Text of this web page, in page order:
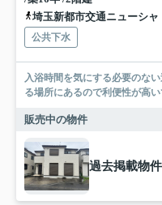
埼玉新都市交通ニューシ
公共下水
入浴時間を気にする必要のな
る場所にあるので利便性が高
販売中の物件
過去掲載物件